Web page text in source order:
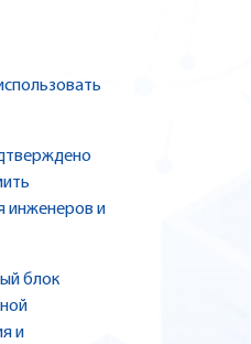
инженеров и
блок
и